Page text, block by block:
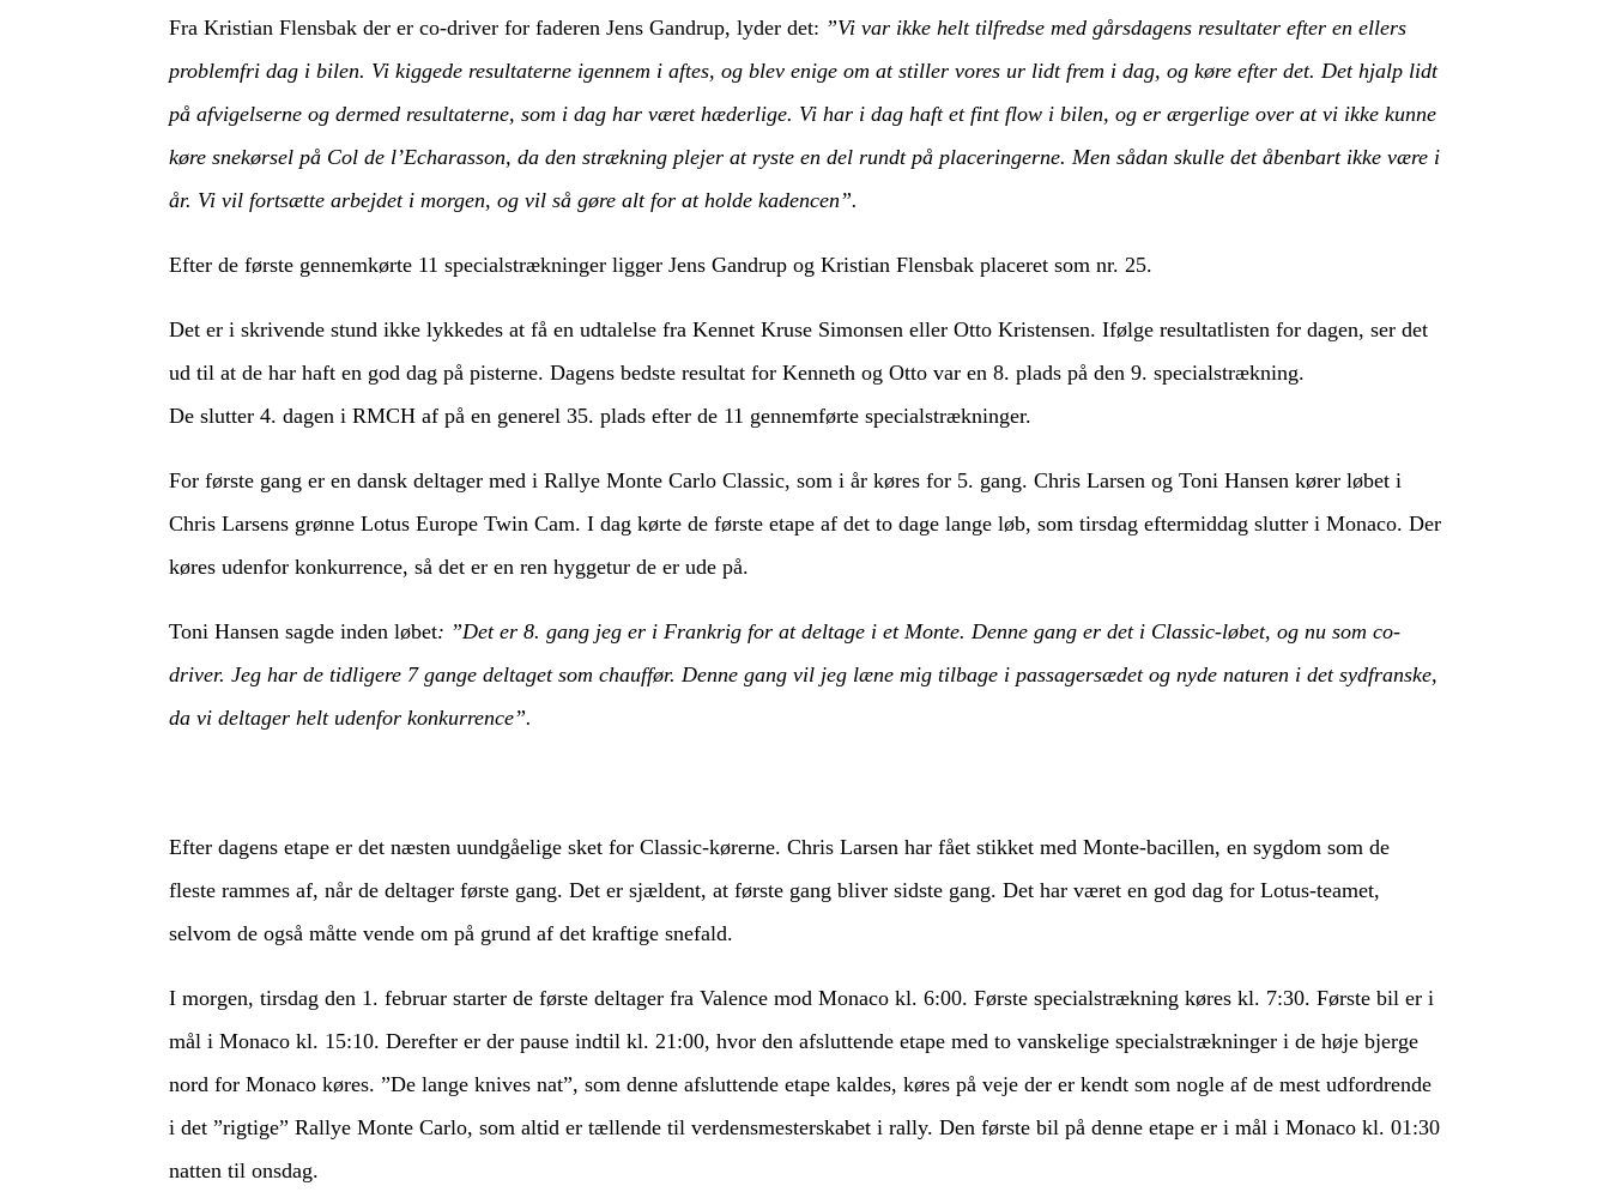
Fra Kristian Flensbak der er co-driver for faderen Jens Gandrup, lyder det: ”Vi var ikke helt tilfredse med gårsdagens resultater efter en ellers
problemfri dag i bilen. Vi kiggede resultaterne igennem i aftes, og blev enige om at stiller vores ur lidt frem i dag, og køre efter det. Det hjalp lidt
på afvigelserne og dermed resultaterne, som i dag har været hæderlige. Vi har i dag haft et fint flow i bilen, og er ærgerlige over at vi ikke kunne
køre snekørsel på Col de l’Echarasson, da den strækning plejer at ryste en del rundt på placeringerne. Men sådan skulle det åbenbart ikke være i
år. Vi vil fortsætte arbejdet i morgen, og vil så gøre alt for at holde kadencen”.
Efter de første gennemkørte 11 specialstrækninger ligger Jens Gandrup og Kristian Flensbak placeret som nr. 25.
Det er i skrivende stund ikke lykkedes at få en udtalelse fra Kennet Kruse Simonsen eller Otto Kristensen. Ifølge resultatlisten for dagen, ser det
ud til at de har haft en god dag på pisterne. Dagens bedste resultat for Kenneth og Otto var en 8. plads på den 9. specialstrækning.
De slutter 4. dagen i RMCH af på en generel 35. plads efter de 11 gennemførte specialstrækninger.
For første gang er en dansk deltager med i Rallye Monte Carlo Classic, som i år køres for 5. gang. Chris Larsen og Toni Hansen kører løbet i
Chris Larsens grønne Lotus Europe Twin Cam. I dag kørte de første etape af det to dage lange løb, som tirsdag eftermiddag slutter i Monaco. Der
køres udenfor konkurrence, så det er en ren hyggetur de er ude på.
Toni Hansen sagde inden løbet: ”Det er 8. gang jeg er i Frankrig for at deltage i et Monte. Denne gang er det i Classic-løbet, og nu som co-
driver. Jeg har de tidligere 7 gange deltaget som chauffør. Denne gang vil jeg læne mig tilbage i passagersædet og nyde naturen i det sydfranske,
da vi deltager helt udenfor konkurrence”.
Efter dagens etape er det næsten uundgåelige sket for Classic-kørerne. Chris Larsen har fået stikket med Monte-bacillen, en sygdom som de
fleste rammes af, når de deltager første gang. Det er sjældent, at første gang bliver sidste gang. Det har været en god dag for Lotus-teamet,
selvom de også måtte vende om på grund af det kraftige snefald.
I morgen, tirsdag den 1. februar starter de første deltager fra Valence mod Monaco kl. 6:00. Første specialstrækning køres kl. 7:30. Første bil er i
mål i Monaco kl. 15:10. Derefter er der pause indtil kl. 21:00, hvor den afsluttende etape med to vanskelige specialstrækninger i de høje bjerge
nord for Monaco køres. ”De lange knives nat”, som denne afsluttende etape kaldes, køres på veje der er kendt som nogle af de mest udfordrende
i det ”rigtige” Rallye Monte Carlo, som altid er tællende til verdensmesterskabet i rally. Den første bil på denne etape er i mål i Monaco kl. 01:30
natten til onsdag.